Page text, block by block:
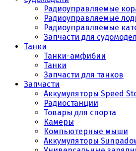
Радиоуправляемые
Радиоуправляемые
Радиоуправляемые
Запчасти для
Танки
Танки-амфибии
Танки
Запчасти для танков
Запчасти
Аккумуляторы Speed
Радиостанции
Товары для спорта
Камеры
Компьютерные мыши
Аккумуляторы